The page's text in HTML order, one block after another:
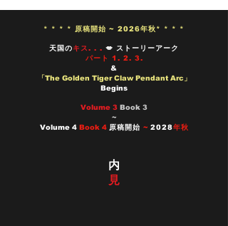
* * * * 原稿開始 ~ 2026年秋* * * *
天国のキス. . . 💋 ストーリーアーク
パート 1. 2. 3.
&
「The Golden Tiger Claw Pendant Arc」
Begins
Volume 3 Book 3
~
Volume 4 Book 4 原稿開始 ~ 2028年秋
内
見